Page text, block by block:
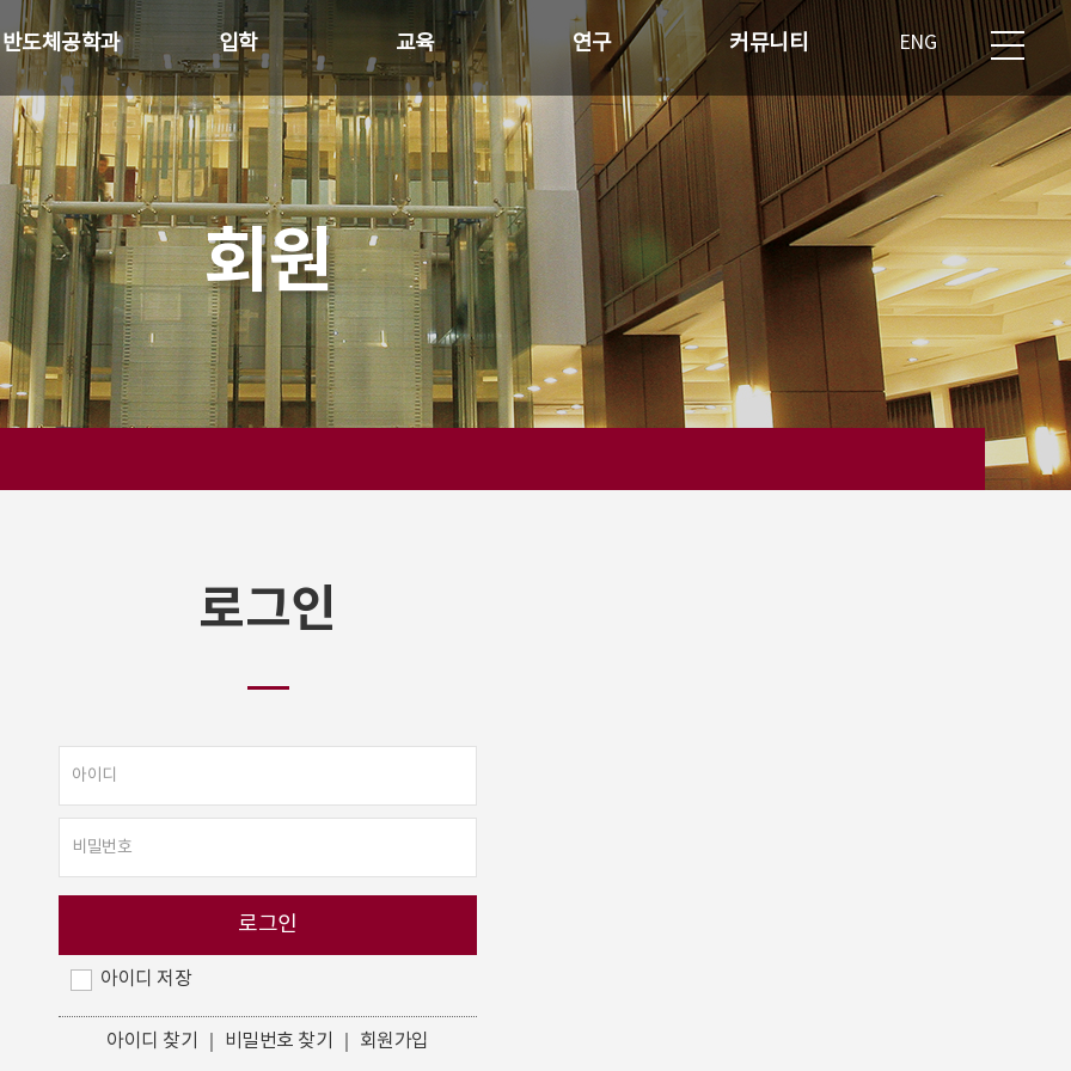
반도체공학과
과장 인사말
혁
과 개요
하이닉스
수진 소개
정실 소개
입학
모집안내
입학생 특전
홍보자료
교육
교육목표
교과소개
연구
반도체 산업현황
연구분야
커뮤니티
재학생 공지사항
과제제출 게시판
학생회 게시판
자유게시판
자료실
교직원 전용 게시판
공지사항
ENG
회원
로그인
아이디 저장
아이디 찾기 비밀번호 찾기 회원가입